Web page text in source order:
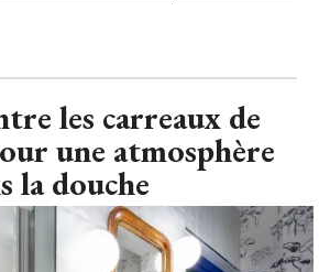
les carreaux de
une atmosphère
la douche